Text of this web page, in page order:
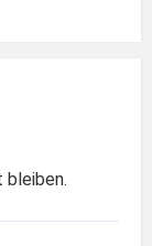
bleiben.